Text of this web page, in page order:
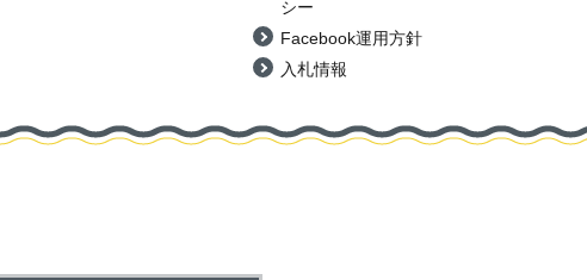
シー
Facebook運用方針
入札情報